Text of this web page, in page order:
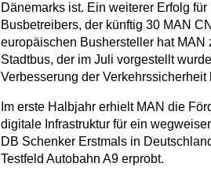
Dänemarks ist. Ein weiterer Erfolg
Busbetreibers, der künftig 30 MAN
europäischen Bushersteller hat
Stadtbus, der im Juli vorgestellt
Verbesserung der
Im erste Halbjahr erhielt MAN die
digitale Infrastruktur für ein
DB Schenker Erstmals in
Testfeld Autobahn A9 erprobt.